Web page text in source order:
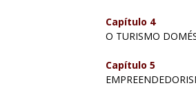
Capítulo 4
O TURISMO
Capítulo 5